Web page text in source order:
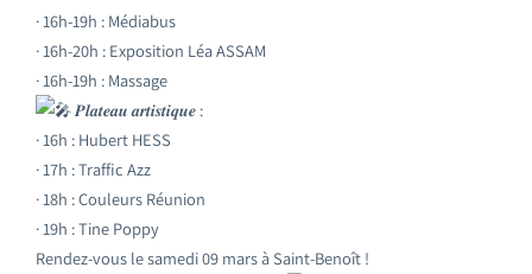
· 16h-19h : Médiabus
· 16h-20h : Exposition Léa ASSAM
· 16h-19h : Massage
𝑷𝒍𝒂𝒕𝒆𝒂𝒖 𝒂𝒓𝒕𝒊𝒔𝒕𝒊𝒒𝒖𝒆 :
· 16h : Hubert HESS
· 17h : Traffic Azz
· 18h : Couleurs Réunion
· 19h : Tine Poppy
Rendez-vous le samedi 09 mars à Saint-Benoît !